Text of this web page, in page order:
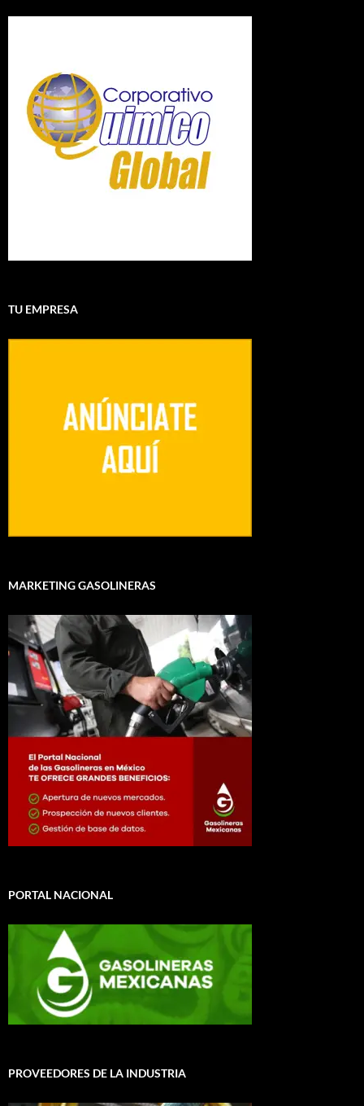
TU EMPRESA
MARKETING GASOLINERAS
PORTAL NACIONAL
PROVEEDORES DE LA INDUSTRIA